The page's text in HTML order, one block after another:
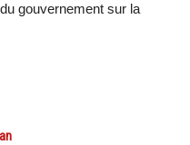
gouvernement sur la